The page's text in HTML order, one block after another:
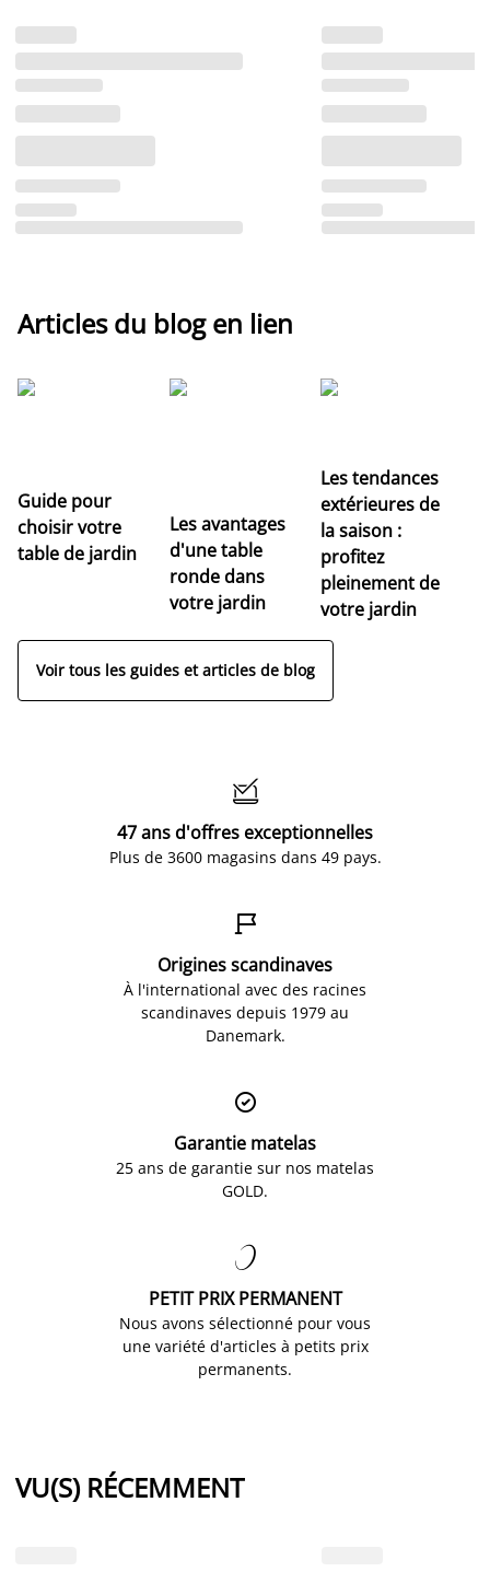
Articles du blog en lien
Guide pour
choisir votre
table de jardin
Les avantages
d'une table
ronde dans
votre jardin
Les tendances
extérieures de
la saison :
profitez
pleinement de
votre jardin
Voir tous les guides et articles de blog

47 ans d'offres exceptionnelles
Plus de 3600 magasins dans 49 pays.

Origines scandinaves
À l'international avec des racines
scandinaves depuis 1979 au
Danemark.

Garantie matelas
25 ans de garantie sur nos matelas
GOLD.

PETIT PRIX PERMANENT
Nous avons sélectionné pour vous
une variété d'articles à petits prix
permanents.
VU(S) RÉCEMMENT